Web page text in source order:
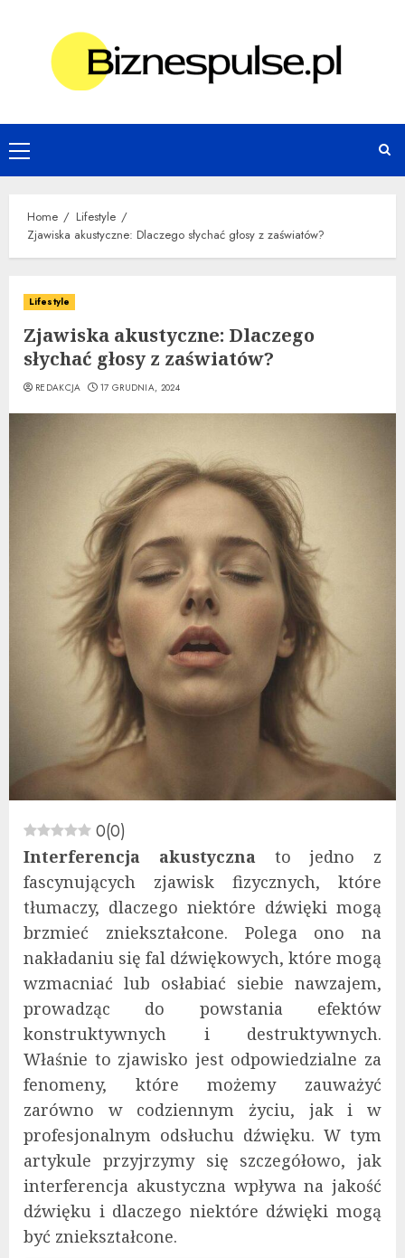
Primary
Menu
Home
Lifestyle
Zjawiska akustyczne: Dlaczego słychać głosy z zaświatów?
Lifestyle
Zjawiska akustyczne: Dlaczego
słychać głosy z zaświatów?
REDAKCJA 17 GRUDNIA, 2024
0(0)
Interferencja akustyczna to jedno z
fascynujących zjawisk fizycznych, które
tłumaczy, dlaczego niektóre dźwięki mogą
brzmieć zniekształcone. Polega ono na
nakładaniu się fal dźwiękowych, które mogą
wzmacniać lub osłabiać siebie nawzajem,
prowadząc do powstania efektów
konstruktywnych i destruktywnych.
Właśnie to zjawisko jest odpowiedzialne za
fenomeny, które możemy zauważyć
zarówno w codziennym życiu, jak i w
profesjonalnym odsłuchu dźwięku. W tym
artykule przyjrzymy się szczegółowo, jak
interferencja akustyczna wpływa na jakość
dźwięku i dlaczego niektóre dźwięki mogą
być zniekształcone.